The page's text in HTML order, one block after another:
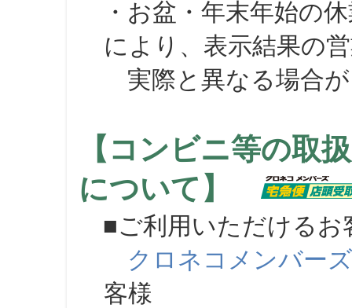
・お盆・年末年始の
により、表示結果の
実際と異なる場合が
【コンビニ等の取
について】
■ご利用いただけるお
クロネコメンバーズ
客様